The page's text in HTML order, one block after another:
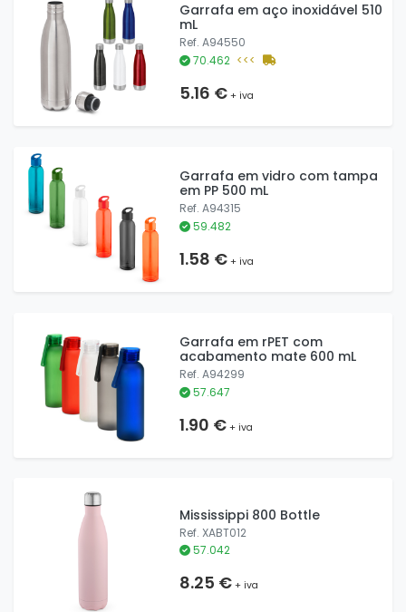
Garrafa em aço inoxidável 510
mL
Ref. A94550
70.462 <<<
5.16 €+ iva
Garrafa em vidro com tampa
em PP 500 mL
Ref. A94315
59.482
1.58 €+ iva
Garrafa em rPET com
acabamento mate 600 mL
Ref. A94299
57.647
1.90 €+ iva
Mississippi 800 Bottle
Ref. XABT012
57.042
8.25 €+ iva